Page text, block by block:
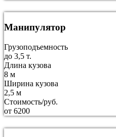
Манипулятор
Грузоподъемность
до 3,5 т.
Длина кузова
8 м
Ширина кузова
2,5 м
Стоимость/руб.
от 6200